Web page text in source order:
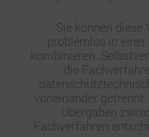
Sie können diese
problemlos in
kombinieren.
die
voneinander
Übergaben
Fachverfahren